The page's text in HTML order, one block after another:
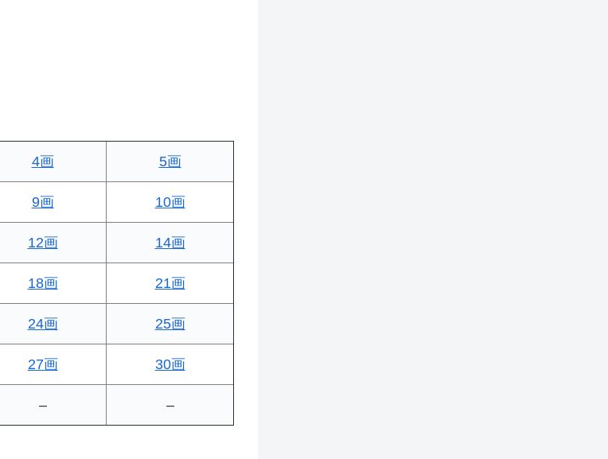
4画 5画
9画 10画
12画 14画
18画 21画
24画 25画
27画 30画
– –